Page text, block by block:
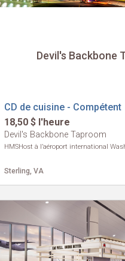
Devil's Backbone
CD de cuisine - Compétent
18,50 $ l'heure
Devil's Backbone Taproom
HMSHost à l’aéroport international
Sterling, VA